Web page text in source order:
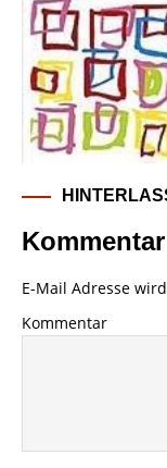
E-Mail Adresse
Kommentar